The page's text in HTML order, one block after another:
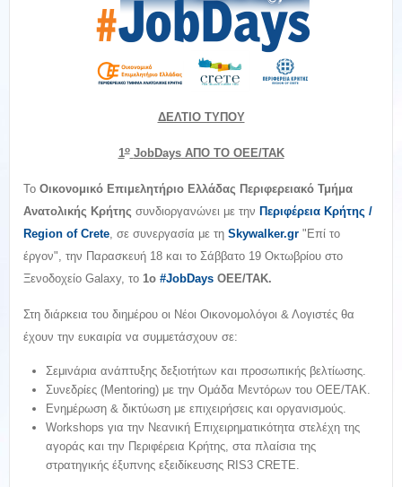
ΔΕΛΤΙΟ ΤΥΠΟΥ
1ο JobDaysΑΠΟ ΤΟ ΟΕΕ/ΤΑΚ
Το Οικονομικό Επιμελητήριο Ελλάδας Περιφερειακό Τμήμα
Ανατολικής Κρήτης συνδιοργανώνει με την Περιφέρεια Κρήτης /
Region of Crete, σε συνεργασία με τη Skywalker.gr "Επί το
έργον", την Παρασκευή 18 και το Σάββατο 19 Οκτωβρίου στο
Ξενοδοχείο Galaxy, το 1ο #JobDays OEE/TAK.
Στη διάρκεια του διημέρου οι Νέοι Οικονομολόγοι & Λογιστές θα
έχουν την ευκαιρία να συμμετάσχουν σε:
Σεμινάρια ανάπτυξης δεξιοτήτων και προσωπικής βελτίωσης.
Συνεδρίες (Mentoring) με την Ομάδα Μεντόρων του ΟΕΕ/ΤΑΚ.
Ενημέρωση & δικτύωση με επιχειρήσεις και οργανισμούς.
Workshops για την Νεανική Επιχειρηματικότητα στελέχη της
αγοράς και την Περιφέρεια Κρήτης, στα πλαίσια της
στρατηγικής έξυπνης εξειδίκευσης RIS3 CRETE.